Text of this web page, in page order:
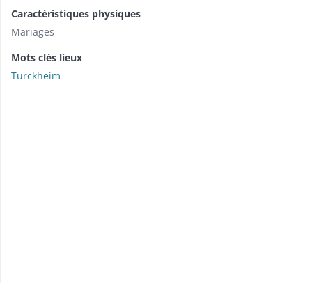
Caractéristiques physiques
Mariages
Mots clés lieux
Turckheim